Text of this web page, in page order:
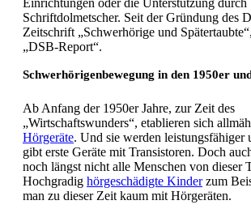
Schriftdolmetscher. Seit der Gründung des
Zeitschrift „Schwerhörige und
„DSB-Report“.
Schwerhörigenbewegung in den 1950er
Ab Anfang der 1950er Jahre, zur Zeit des
„Wirtschaftswunders“, etablieren sich
Hörgeräte. Und sie werden leistungsfähiger
gibt erste Geräte mit Transistoren. Doch
noch längst nicht alle Menschen von dieser
Hochgradig hörgeschädigte Kinderzum
man zu dieser Zeit kaum mit Hörgeräten.